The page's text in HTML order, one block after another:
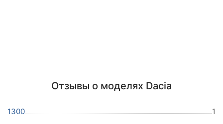
Отзывы о моделях Dacia
1300
1